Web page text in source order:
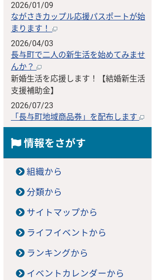
2026/01/09
ながさきカップル応援パスポートが始
まります！
2026/04/03
長与町で二人の新生活を始めてみませ
んか？
新婚生活を応援します！【結婚新生活
支援補助金】
2026/07/23
「長与町地域商品券」を配布します
情報をさがす
組織から
分類から
サイトマップから
ライフイベントから
ランキングから
イベントカレンダーから